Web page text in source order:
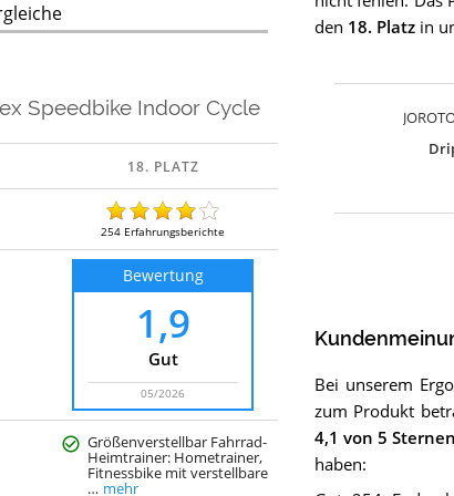
Speedbike Indoor Cycle
254 Erfahrungsberichte
Bewertung
1,9
Gut
05/2026
Größenverstellbar Fahrrad-
Heimtrainer: Hometrainer,
Fitnessbike mit verstellbare
… mehr
den 18. Platzin
Bei unserem
zum Produkt
4,1 von 5 Sternen
haben: